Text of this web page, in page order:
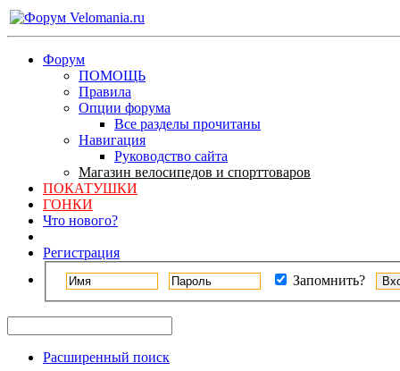
Форум
ПОМОЩЬ
Правила
Опции форума
Все разделы прочитаны
Навигация
Руководство сайта
Магазин велосипедов и спорттоваров
ПОКАТУШКИ
ГОНКИ
Что нового?
Регистрация
Запомнить?
Расширенный поиск